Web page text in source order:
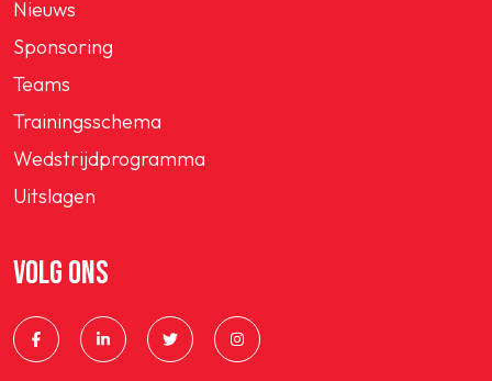
Nieuws
Sponsoring
Teams
Trainingsschema
Wedstrijdprogramma
Uitslagen
VOLG ONS